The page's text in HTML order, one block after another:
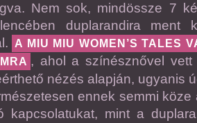
Nem sok, mindössze 7
duplarandira ment
A MIU MIU WOMEN’S TALES
, ahol a színésznővel
nézés alapján, ugyanis
ennek semmi
kapcsolatukat, mint a